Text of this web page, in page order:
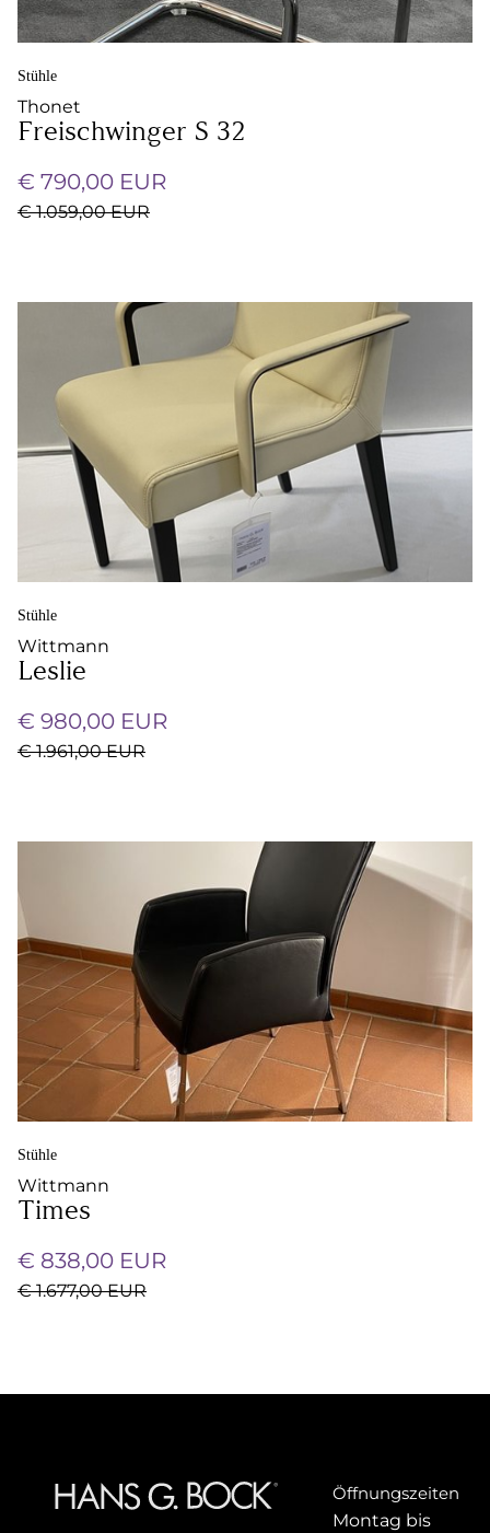
Stühle
Thonet
Freischwinger S 32
€ 790,00 EUR
€ 1.059,00 EUR
Stühle
Wittmann
Leslie
€ 980,00 EUR
€ 1.961,00 EUR
Stühle
Wittmann
Times
€ 838,00 EUR
€ 1.677,00 EUR
Öffnungszeiten
Montag bis